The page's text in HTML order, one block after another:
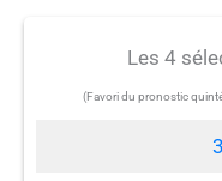
Les 4
(Favori du pronostic